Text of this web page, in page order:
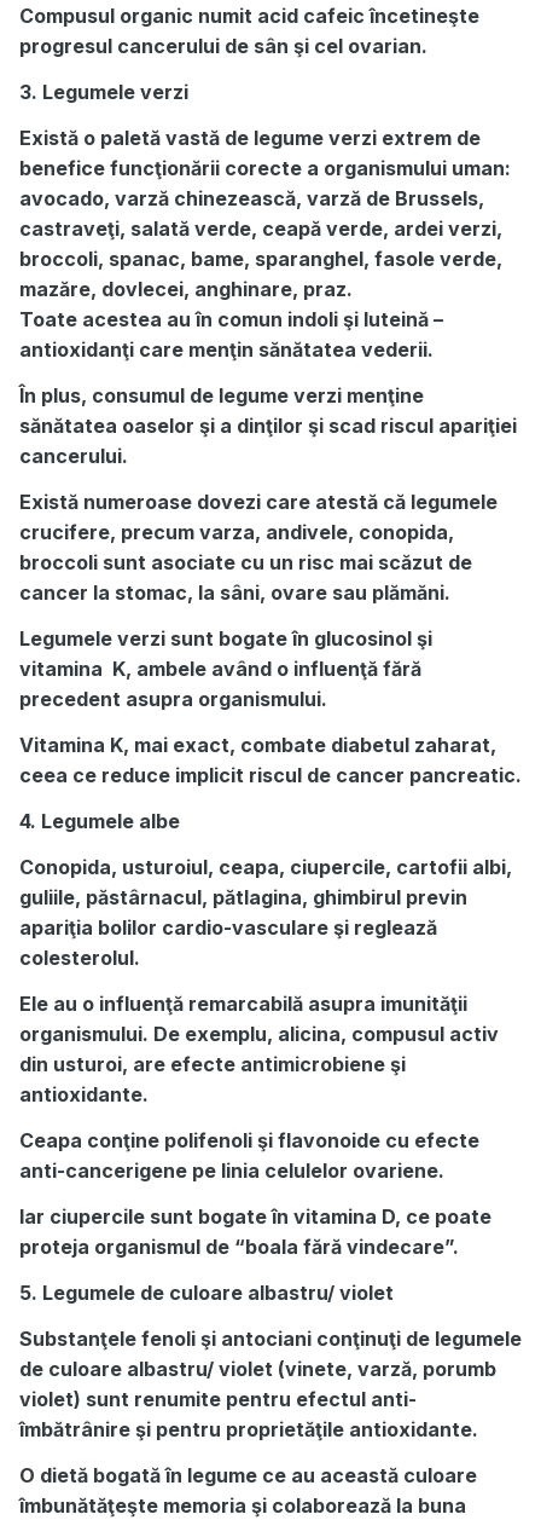
Compusul organic numit acid cafeic încetineşte
progresul cancerului de sân şi cel ovarian.
3. Legumele verzi
Există o paletă vastă de legume verzi extrem de
benefice funcţionării corecte a organismului uman:
avocado, varză chinezească, varză de Brussels,
castraveţi, salată verde, ceapă verde, ardei verzi,
broccoli, spanac, bame, sparanghel, fasole verde,
mazăre, dovlecei, anghinare, praz.
Toate acestea au în comun indoli şi luteină –
antioxidanţi care menţin sănătatea vederii.
În plus, consumul de legume verzi menţine
sănătatea oaselor şi a dinţilor şi scad riscul apariţiei
cancerului.
Există numeroase dovezi care atestă că legumele
crucifere, precum varza, andivele, conopida,
broccoli sunt asociate cu un risc mai scăzut de
cancer la stomac, la sâni, ovare sau plămăni.
Legumele verzi sunt bogate în glucosinol şi
vitamina K, ambele având o influenţă fără
precedent asupra organismului.
Vitamina K, mai exact, combate diabetul zaharat,
ceea ce reduce implicit riscul de cancer pancreatic.
4. Legumele albe
Conopida, usturoiul, ceapa, ciupercile, cartofii albi,
guliile, păstârnacul, pătlagina, ghimbirul previn
apariţia bolilor cardio-vasculare şi reglează
colesterolul.
Ele au o influenţă remarcabilă asupra imunităţii
organismului. De exemplu, alicina, compusul activ
din usturoi, are efecte antimicrobiene şi
antioxidante.
Ceapa conţine polifenoli şi flavonoide cu efecte
anti-cancerigene pe linia celulelor ovariene.
Iar ciupercile sunt bogate în vitamina D, ce poate
proteja organismul de “boala fără vindecare”.
5. Legumele de culoare albastru/ violet
Substanţele fenoli şi antociani conţinuţi de legumele
de culoare albastru/ violet (vinete, varză, porumb
violet) sunt renumite pentru efectul anti-
îmbătrânire şi pentru proprietăţile antioxidante.
O dietă bogată în legume ce au această culoare
îmbunătăţeşte memoria şi colaborează la buna